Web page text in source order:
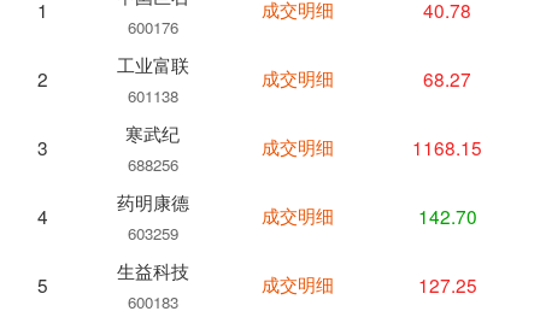
1
600176
2
工业富联
601138
3
寒武纪
688256
4
药明康德
603259
5
生益科技
600183
成交明细 40.78
成交明细 68.27
成交明细 1168.15
成交明细 142.70
成交明细 127.25